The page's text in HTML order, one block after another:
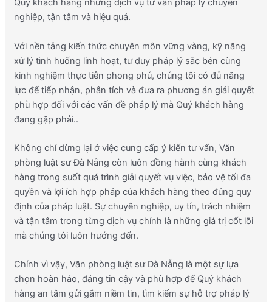
Quý khách hàng những dịch vụ tư vấn pháp lý chuyên
nghiệp, tận tâm và hiệu quả.
Với nền tảng kiến thức chuyên môn vững vàng, kỹ năng
xử lý tình huống linh hoạt, tư duy pháp lý sắc bén cùng
kinh nghiệm thực tiễn phong phú, chúng tôi có đủ năng
lực để tiếp nhận, phân tích và đưa ra phương án giải quyết
phù hợp đối với các vấn đề pháp lý mà Quý khách hàng
đang gặp phải..
Không chỉ dừng lại ở việc cung cấp ý kiến tư vấn, Văn
phòng luật sư Đà Nẵng còn luôn đồng hành cùng khách
hàng trong suốt quá trình giải quyết vụ việc, bảo vệ tối đa
quyền và lợi ích hợp pháp của khách hàng theo đúng quy
định của pháp luật. Sự chuyên nghiệp, uy tín, trách nhiệm
và tận tâm trong từng dịch vụ chính là những giá trị cốt lõi
mà chúng tôi luôn hướng đến.
Chính vì vậy, Văn phòng luật sư Đà Nẵng là một sự lựa
chọn hoàn hảo, đáng tin cậy và phù hợp để Quý khách
hàng an tâm gửi gắm niềm tin, tìm kiếm sự hỗ trợ pháp lý